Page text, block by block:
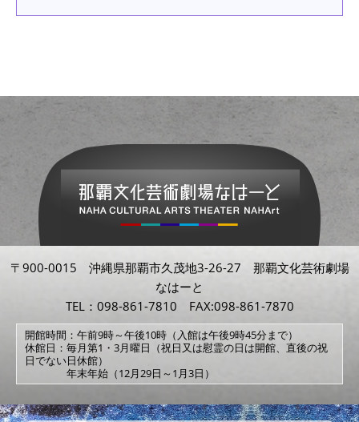
〒900-0015 沖縄県那覇市久茂地3-26-27 那覇文化芸術劇場
なはーと
TEL：098-861-7810 FAX:098-861-7870
開館時間：午前9時～午後10時（入館は午後9時45分まで）
休館日：毎月第1・3月曜日（祝日又は慰霊の日は開館、直後の祝
日でない日休館）
年末年始（12月29日～1月3日）